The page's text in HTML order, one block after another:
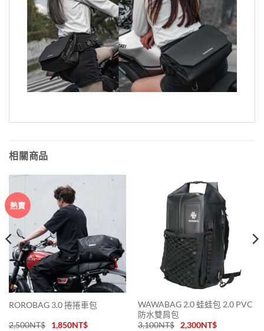
相關商品
熱賣
ROROBAG 3.0 捲捲車包
2,500NT$ 1,850NT$
WAWABAG 2.0 蛙蛙包 2.0 PVC
防水雙肩包
3,100NT$ 2,300NT$